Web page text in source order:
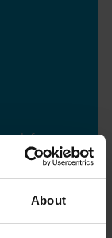
About
telefon.